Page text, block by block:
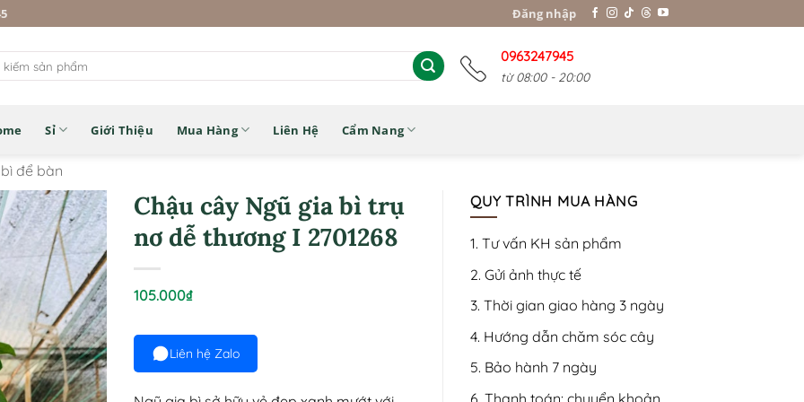
Đăng nhập
0963247945
từ 08:00 - 20:00
Sỉ Giới Thiệu Mua Hàng Liên Hệ Cẩm Nang
để bàn
Chậu cây Ngũ gia bì trụ
nơ dễ thương I 2701268
105.000₫
Liên hệ Zalo
QUY TRÌNH MUA HÀNG
1. Tư vấn KH sản phẩm
2. Gửi ảnh thực tế
3. Thời gian giao hàng 3 ngày
4. Hướng dẫn chăm sóc cây
5. Bảo hành 7 ngày
6. Thanh toán: chuyển khoản,